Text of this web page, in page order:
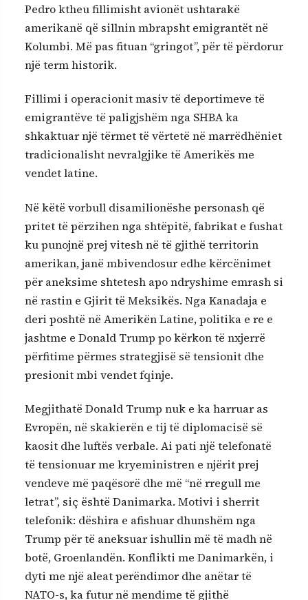
Pedro ktheu fillimisht avionët ushtarakë
amerikanë që sillnin mbrapsht emigrantët në
Kolumbi. Më pas fituan “gringot”, për të përdorur
një term historik.
Fillimi i operacionit masiv të deportimeve të
emigrantëve të paligjshëm nga SHBA ka
shkaktuar një tërmet të vërtetë në marrëdhëniet
tradicionalisht nevralgjike të Amerikës me
vendet latine.
Në këtë vorbull disamilionëshe personash që
pritet të përzihen nga shtëpitë, fabrikat e fushat
ku punojnë prej vitesh në të gjithë territorin
amerikan, janë mbivendosur edhe kërcënimet
për aneksime shtetesh apo ndryshime emrash si
në rastin e Gjirit të Meksikës. Nga Kanadaja e
deri poshtë në Amerikën Latine, politika e re e
jashtme e Donald Trump po kërkon të nxjerrë
përfitime përmes strategjisë së tensionit dhe
presionit mbi vendet fqinje.
Megjithatë Donald Trump nuk e ka harruar as
Evropën, në skakierën e tij të diplomacisë së
kaosit dhe luftës verbale. Ai pati një telefonatë
të tensionuar me kryeministren e njërit prej
vendeve më paqësorë dhe më “në rregull me
letrat”, siç është Danimarka. Motivi i sherrit
telefonik: dëshira e afishuar dhunshëm nga
Trump për të aneksuar ishullin më të madh në
botë, Groenlandën. Konflikti me Danimarkën, i
dyti me një aleat perëndimor dhe anëtar të
NATO-s, ka futur në mendime të gjithë